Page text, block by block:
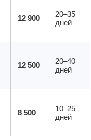
12 900
20–35
дней
12 500
20–40
дней
8 500
10–25
дней